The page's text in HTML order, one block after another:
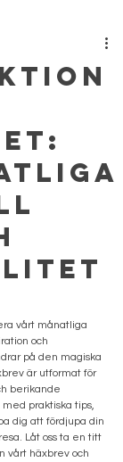
vårt månatliga
och
på den magiska
är utformat för
berikande
praktiska tips,
dig att fördjupa din
Låt oss ta en titt
vårt häxbrev och